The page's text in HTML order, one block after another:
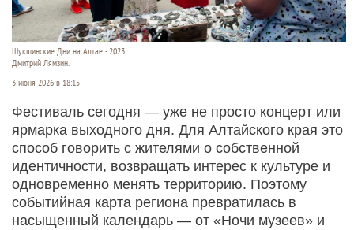
Шукшинские Дни на Алтае - 2023.
Дмитрий Лямзин.
3 июня 2026 в 18:15
Фестиваль сегодня — уже не просто концерт или
ярмарка выходного дня. Для Алтайского края это
способ говорить с жителями о собственной
идентичности, возвращать интерес к культуре и
одновременно менять территорию. Поэтому
событийная карта региона превратилась в
насыщенный календарь — от «Ночи музеев» и